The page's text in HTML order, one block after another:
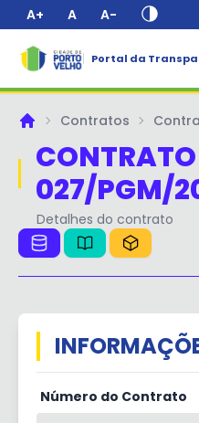
A+ A A-
Portal da
PrincipalContratos
027/PGM/
Detalhes do contrato
Número do Contrato
✕